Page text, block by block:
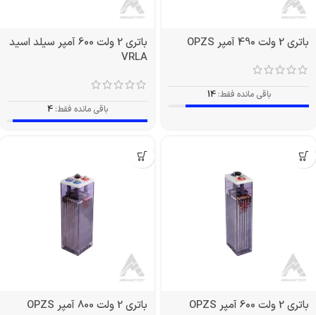
باتری 2 ولت 490 آمپر OPZS
باقی مانده فقط: 14
باتری 2 ولت 600 آمپر سیلد اسید
VRLA
باقی مانده فقط: 4
باتری 2 ولت 600 آمپر OPZS باتری 2 ولت 800 آمپر OPZS